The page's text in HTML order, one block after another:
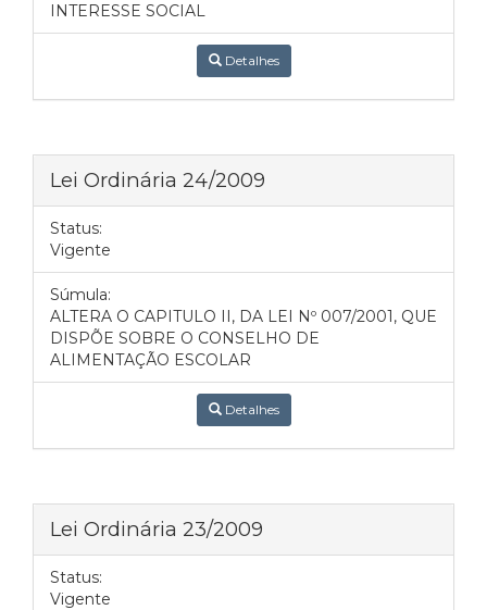
INTERESSE SOCIAL
Detalhes
Lei Ordinária 24/2009
Status:
Vigente
Súmula:
ALTERA O CAPITULO II, DA LEI Nº 007/2001, QUE
DISPÕE SOBRE O CONSELHO DE
ALIMENTAÇÃO ESCOLAR
Detalhes
Lei Ordinária 23/2009
Status:
Vigente